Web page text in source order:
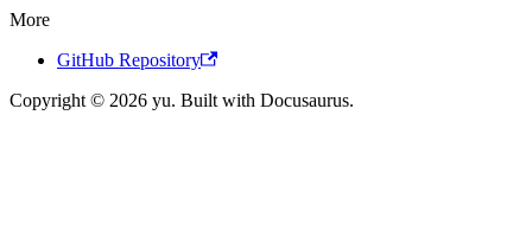
More
GitHub Repository
Copyright © 2026 yu. Built with Docusaurus.